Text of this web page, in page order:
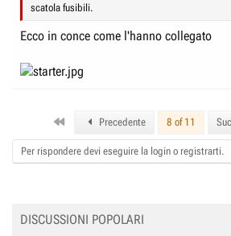
scatola fusibili.
Ecco in conce come l'hanno collegato
Precedente 8 of 11
Per rispondere devi eseguire la login o registrarti.
DISCUSSIONI POPOLARI